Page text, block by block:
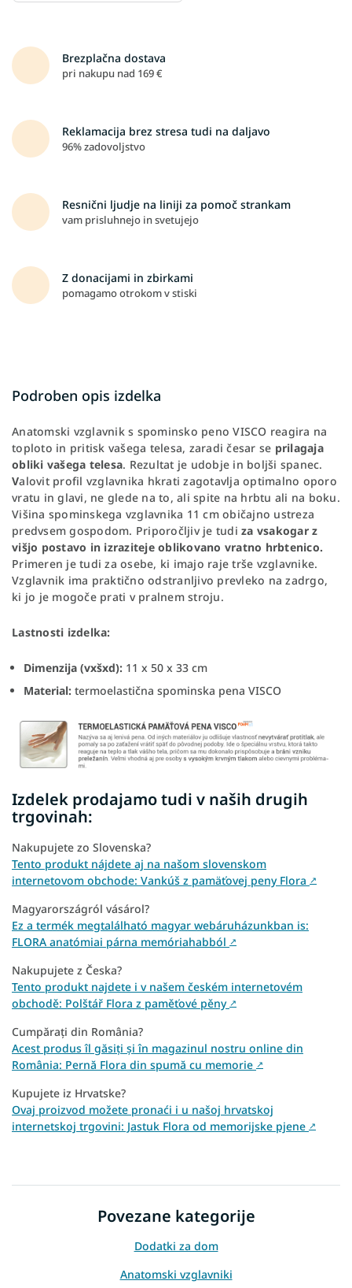
Brezplačna dostava
pri nakupu nad 169 €
Reklamacija brez stresa tudi na daljavo
96% zadovoljstvo
Resnični ljudje na liniji za pomoč strankam
vam prisluhnejo in svetujejo
Z donacijami in zbirkami
pomagamo otrokom v stiski
Podroben opis izdelka
Anatomski vzglavnik s spominsko peno VISCO reagira na
toploto in pritisk vašega telesa, zaradi česar se prilagaja
obliki vašega telesa. Rezultat je udobje in boljši spanec.
Valovit profil vzglavnika hkrati zagotavlja optimalno oporo
vratu in glavi, ne glede na to, ali spite na hrbtu ali na boku.
Višina spominskega vzglavnika 11 cm običajno ustreza
predvsem gospodom. Priporočljiv je tudi za vsakogar z
višjo postavo in izraziteje oblikovano vratno hrbtenico.
Primeren je tudi za osebe, ki imajo raje trše vzglavnike.
Vzglavnik ima praktično odstranljivo prevleko na zadrgo,
ki jo je mogoče prati v pralnem stroju.
Lastnosti izdelka:
Dimenzija (vxšxd): 11 x 50 x 33 cm
Material: termoelastična spominska pena VISCO
Izdelek prodajamo tudi v naših drugih
trgovinah:
Nakupujete zo Slovenska?
Tento produkt nájdete aj na našom slovenskom
internetovom obchode: Vankúš z pamäťovej peny Flora ↗
Magyarországról vásárol?
Ez a termék megtalálható magyar webáruházunkban is:
FLORA anatómiai párna memóriahabból ↗
Nakupujete z Česka?
Tento produkt najdete i v našem českém internetovém
obchodě: Polštář Flora z paměťové pěny ↗
Cumpărați din România?
Acest produs îl găsiți și în magazinul nostru online din
România: Pernă Flora din spumă cu memorie ↗
Kupujete iz Hrvatske?
Ovaj proizvod možete pronaći i u našoj hrvatskoj
internetskoj trgovini: Jastuk Flora od memorijske pjene ↗
Povezane kategorije
Dodatki za dom
Anatomski vzglavniki